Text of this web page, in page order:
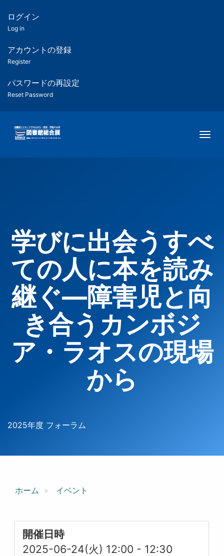
ツ
匿
名
ユ
ー
ー
用
メ
ログイン
Log in
アカウントの登録
Register
パスワードの再設定
Reset Password
学びに出会うすべ
ての人に本を読み
継ぐ―障害児と向
き合うカンボジ
ア・ラオスの現場
から
2025年度 フォーラム
ホーム イベント
開催日時
2025-06-24(火) 12:00 - 12:30